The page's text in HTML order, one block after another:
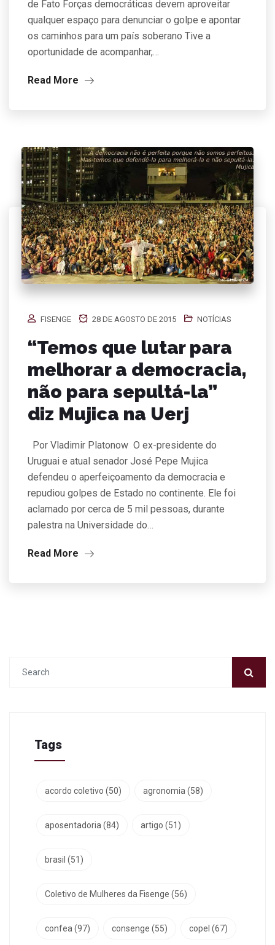
de Fato Forças democráticas devem aproveitar
qualquer espaço para denunciar o golpe e apontar
os caminhos para um país soberano Tive a
oportunidade de acompanhar,…
Read More
FISENGE 28 DE AGOSTO DE 2015 NOTÍCIAS
“Temos que lutar para
melhorar a democracia,
não para sepultá-la”
diz Mujica na Uerj
Por Vladimir Platonow O ex-presidente do
Uruguai e atual senador José Pepe Mujica
defendeu o aperfeiçoamento da democracia e
repudiou golpes de Estado no continente. Ele foi
aclamado por cerca de 5 mil pessoas, durante
palestra na Universidade do…
Read More
Tags
acordo coletivo (50) agronomia (58)
aposentadoria (84) artigo (51)
brasil (51)
Coletivo de Mulheres da Fisenge (56)
confea (97) consenge (55) copel (67)